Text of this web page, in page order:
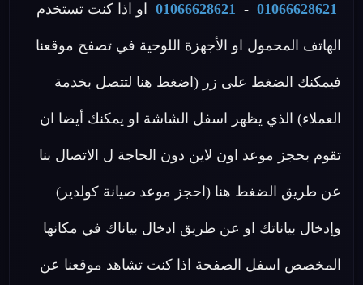
01066628621
-
01066628621 او اذا كنت تستخدم
الهاتف المحمول او الأجهزة اللوحية في تصفح موقعنا
فيمكنك الضغط على زر (اضغط هنا لتتصل بخدمة
العملاء) الذي يظهر اسفل الشاشة او يمكنك أيضا ان
تقوم بحجز موعد اون لاين دون الحاجة ل الاتصال بنا
عن طريق الضغط هنا (احجز موعد صيانة كولدير)
وإدخال بياناتك او عن طريق ادخال بياناك في مكانها
المخصص اسفل الصفحة اذا كنت تشاهد موقعنا عن